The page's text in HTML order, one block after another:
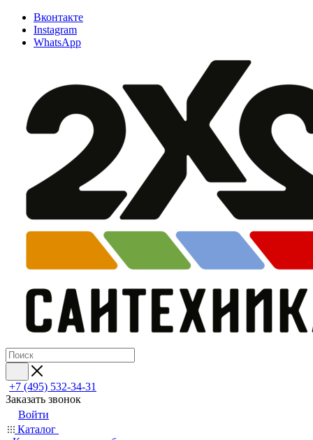
Вконтакте
Instagram
WhatsApp
+7 (495) 532‑34‑31
Заказать звонок
Войти
Каталог